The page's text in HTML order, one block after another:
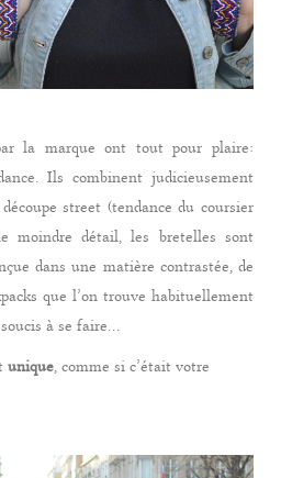
la marque ont tout pour plaire:
Ils combinent judicieusement
street (tendance du coursier
moindre détail, les bretelles sont
dans une matière contrastée, de
que l’on trouve habituellement
à se faire…
unique, comme si c’était votre